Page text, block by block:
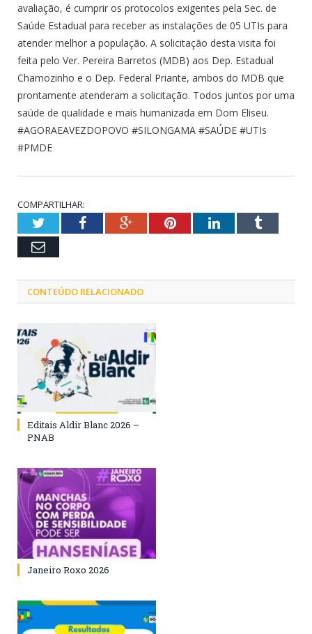
avaliação, é cumprir os protocolos exigentes pela Sec. de
Saúde Estadual para receber as instalações de 05 UTIs para
atender melhor a população. A solicitação desta visita foi
feita pelo Ver. Pereira Barretos (MDB) aos Dep. Estadual
Chamozinho e o Dep. Federal Priante, ambos do MDB que
prontamente atenderam a solicitação. Todos juntos por uma
saúde de qualidade e mais humanizada em Dom Eliseu.
#AGORAEAVEZDOPOVO #SILONGAMA #SAÚDE #UTIs
#PMDE
COMPARTILHAR:
TwitterFacebookGoogle+PinterestLinkedInTumblr
Email
CONTEÚDO RELACIONADO
Editais Aldir Blanc 2026 –
PNAB
Janeiro Roxo 2026